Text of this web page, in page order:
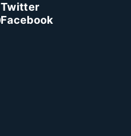
Twitter
Facebook